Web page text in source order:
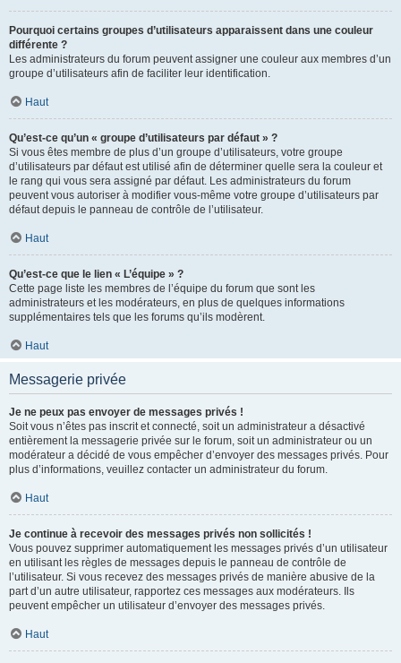
Pourquoi certains groupes d’utilisateurs apparaissent dans une couleur
différente ?
Les administrateurs du forum peuvent assigner une couleur aux membres d’un
groupe d’utilisateurs afin de faciliter leur identification.
Haut
Qu’est-ce qu’un « groupe d’utilisateurs par défaut » ?
Si vous êtes membre de plus d’un groupe d’utilisateurs, votre groupe
d’utilisateurs par défaut est utilisé afin de déterminer quelle sera la couleur et
le rang qui vous sera assigné par défaut. Les administrateurs du forum
peuvent vous autoriser à modifier vous-même votre groupe d’utilisateurs par
défaut depuis le panneau de contrôle de l’utilisateur.
Haut
Qu’est-ce que le lien « L’équipe » ?
Cette page liste les membres de l’équipe du forum que sont les
administrateurs et les modérateurs, en plus de quelques informations
supplémentaires tels que les forums qu’ils modèrent.
Haut
Messagerie privée
Je ne peux pas envoyer de messages privés !
Soit vous n’êtes pas inscrit et connecté, soit un administrateur a désactivé
entièrement la messagerie privée sur le forum, soit un administrateur ou un
modérateur a décidé de vous empêcher d’envoyer des messages privés. Pour
plus d’informations, veuillez contacter un administrateur du forum.
Haut
Je continue à recevoir des messages privés non sollicités !
Vous pouvez supprimer automatiquement les messages privés d’un utilisateur
en utilisant les règles de messages depuis le panneau de contrôle de
l’utilisateur. Si vous recevez des messages privés de manière abusive de la
part d’un autre utilisateur, rapportez ces messages aux modérateurs. Ils
peuvent empêcher un utilisateur d’envoyer des messages privés.
Haut